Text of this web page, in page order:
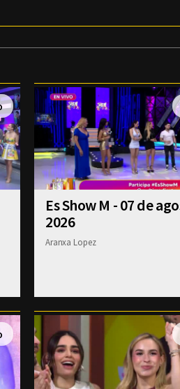
Es Show M - 07 de
2026
Aranxa Lopez